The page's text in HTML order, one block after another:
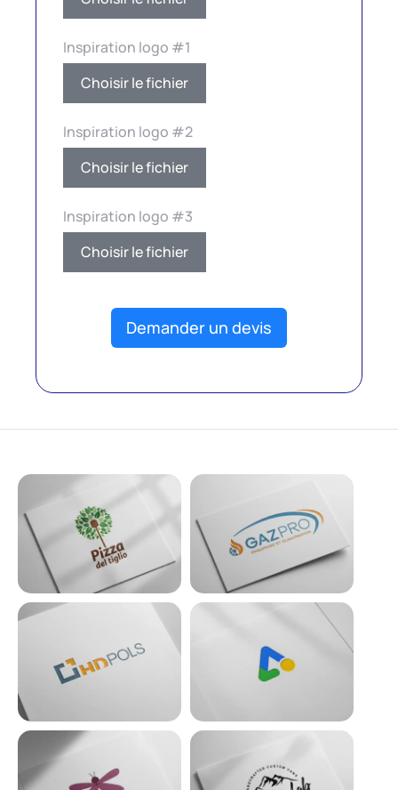
Inspiration logo #1
Choisir le fichier
Inspiration logo #2
Choisir le fichier
Inspiration logo #3
Choisir le fichier
Demander un devis